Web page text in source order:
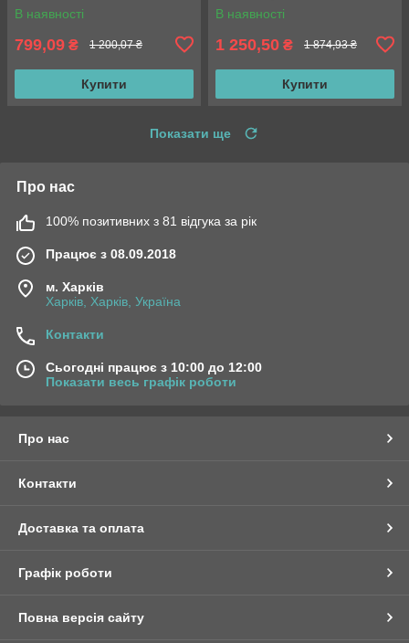
В наявності
799,09 ₴ 1 200,07 ₴
Купити
В наявності
1 250,50 ₴ 1 874,93 ₴
Купити
Показати ще
Про нас
100% позитивних з 81 відгука за рік
Працює з 08.09.2018
м. Харків
Харків, Харків, Україна
Контакти
Сьогодні працює з 10:00 до 12:00
Показати весь графік роботи
Про нас
Контакти
Доставка та оплата
Графік роботи
Повна версія сайту